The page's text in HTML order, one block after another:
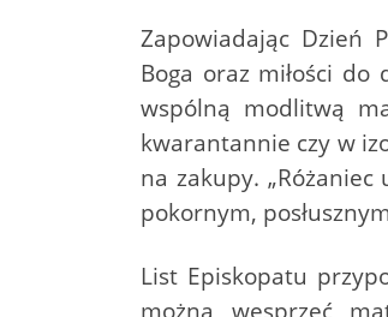
Zapowiadając Dzień
Boga oraz miłości
wspólną modlitwą
kwarantannie czy w
na zakupy. „Różaniec
pokornym,
List Episkopatu
można wesprzeć